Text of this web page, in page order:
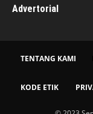
Advertorial
TENTANG KAMI
KODE ETIK